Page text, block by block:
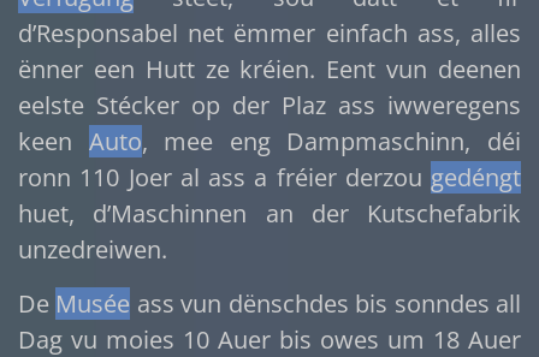
d’Responsabel net ëmmer einfach ass, alles
ënner een Hutt ze kréien. Eent vun deenen
eelste Stécker op der Plaz ass iwweregens
keen Auto, mee eng Dampmaschinn, déi
ronn 110 Joer al ass a fréier derzou gedéngt
huet, d’Maschinnen an der Kutschefabrik
unzedreiwen.
De Musée ass vun dënschdes bis sonndes all
Dag vu moies 10 Auer bis owes um 18 Auer